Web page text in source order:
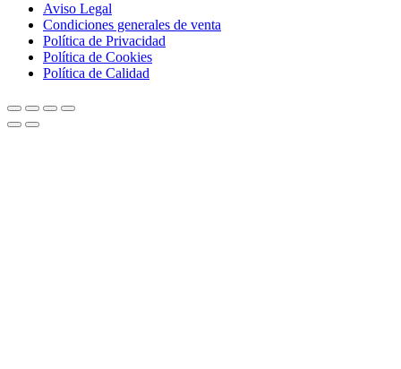
Aviso Legal
Condiciones generales de venta
Política de Privacidad
Política de Cookies
Política de Calidad